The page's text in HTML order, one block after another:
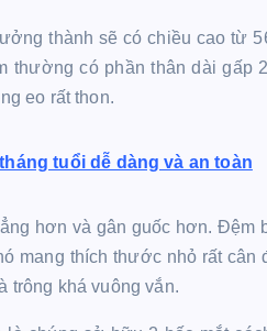
thành sẽ có chiều cao từ
thường có phần thân dài gấp
eo rất thon.
tuổi dễ dàng và an toàn
hơn và gân guốc hơn. Đệm
mang thích thước nhỏ rất
trông khá vuông vắn.